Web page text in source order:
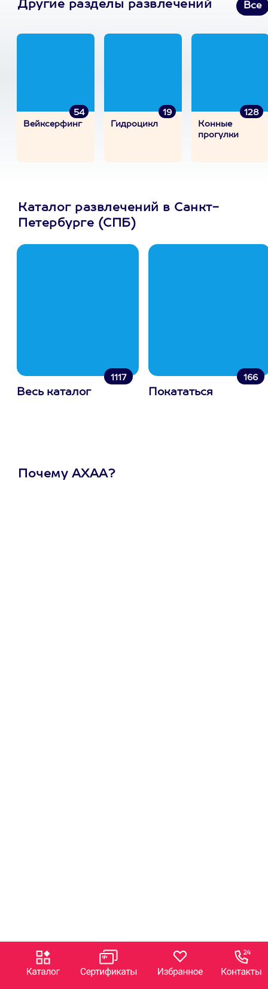
Другие разделы развлечений Все
54
Вейксерфинг
19
Гидроцикл
128
Конные
прогулки
Каталог развлечений в Санкт-
Петербурге (СПБ)
1117
Весь каталог
166
Покататься
Почему АХАА?